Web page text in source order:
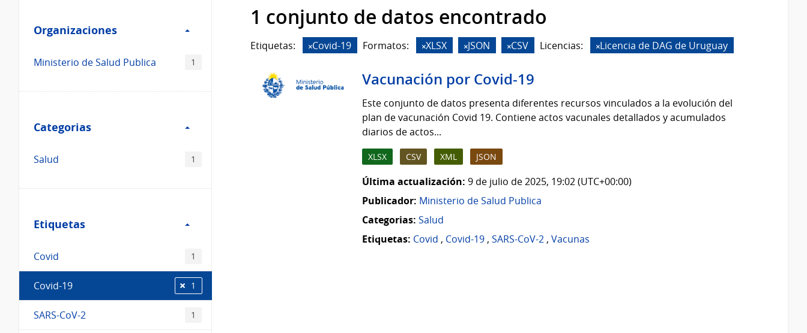
Organizaciones
Organizaciones
Ministerio de Salud Publica 1
Categorias
Categorias
Salud 1
Etiquetas
Etiquetas
Covid 1
Covid-19 1
SARS-CoV-2 1
1 conjunto de datos encontrado
Etiquetas: Covid-19 Formatos: XLSX JSON CSV Licencias: Licencia de DAG de Uruguay
Vacunación por Covid-19
Este conjunto de datos presenta diferentes recursos vinculados a la evolución del
plan de vacunación Covid 19. Contiene actos vacunales detallados y acumulados
diarios de actos...
XLSX CSV XML JSON
Última actualización: 9 de julio de 2025, 19:02 (UTC+00:00)
Publicador: Ministerio de Salud Publica
Categorias: Salud
Etiquetas: Covid , Covid-19, SARS-CoV-2, Vacunas